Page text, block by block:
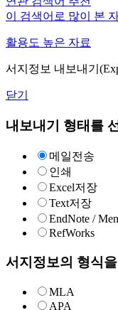
이 검색어로 많이 본
활용도 높은 자료
서지정보 내보내기
닫기
내보내기 형태를
메일전송
인쇄
Excel저장
Text저장
EndNote /
RefWorks
서지정보의 형식
MLA
APA